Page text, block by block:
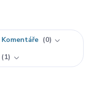
Komentáře
0
1